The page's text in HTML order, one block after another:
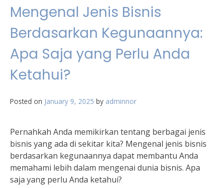
Mengenal Jenis Bisnis
Berdasarkan Kegunaannya:
Apa Saja yang Perlu Anda
Ketahui?
Posted on January 9, 2025 by adminnor
Pernahkah Anda memikirkan tentang berbagai jenis
bisnis yang ada di sekitar kita? Mengenal jenis bisnis
berdasarkan kegunaannya dapat membantu Anda
memahami lebih dalam mengenai dunia bisnis. Apa
saja yang perlu Anda ketahui?